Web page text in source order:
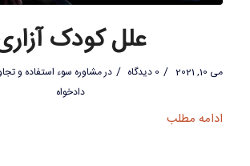
علل کودک
می 10, 2021 / 0 دیدگاه / درمشاوره سوء استفاده و
دادخواه
ادامه مطلب